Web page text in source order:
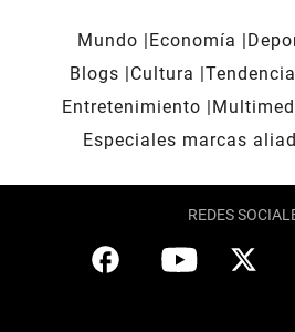
Mundo Economía
Blogs
Cultura
Entretenimiento
Especiales marcas
REDES